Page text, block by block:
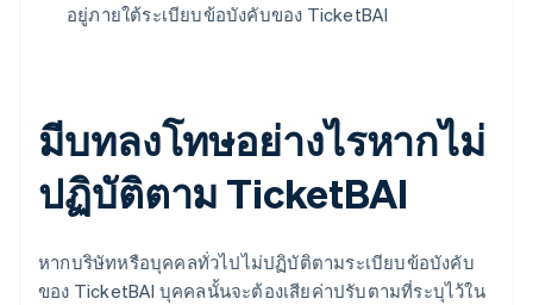
อยู่ภายใต้ระเบียบข้อบังคับของ TicketBAI
มีบทลงโทษอย่างไรหากไม่
ปฏิบัติตาม TicketBAI
หากบริษัทหรือบุคคลทั่วไปไม่ปฏิบัติตามระเบียบข้อบังคับ
ของ TicketBAI บุคคลนั้นจะต้องเสียค่าปรับตามที่ระบุไว้ใน